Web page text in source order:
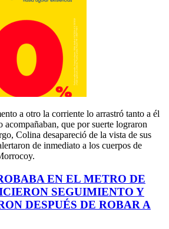
a otro la corriente lo arrastró tanto a él
acompañaban, que por suerte lograron
Colina desapareció de la vista de sus
de inmediato a los cuerpos de
EN EL METRO DE
SEGUIMIENTO Y
DESPUÉS DE ROBAR A